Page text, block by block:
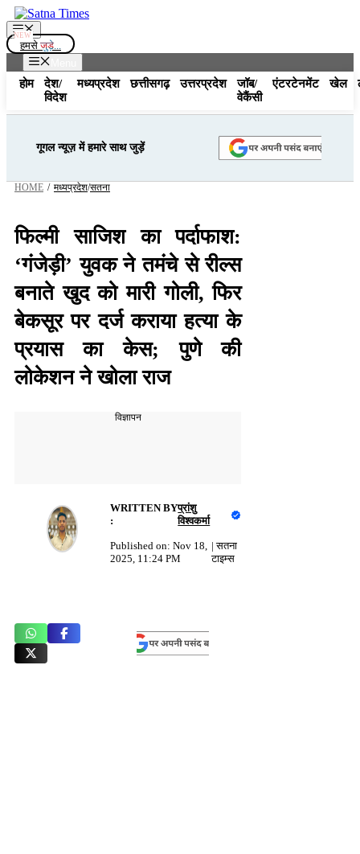
Skip
to
content
Menu
हमसे जुड़े...
होम
देश/
विदेश
मध्यप्रदेश छत्तीसगढ़ उत्तरप्रदेश
जॉब/
वेकैंसी
एंटरटेनमेंट खेल
गूगल न्यूज़ में हमारे साथ जुड़ें
HOME / मध्यप्रदेश/सतना
फिल्मी साजिश का पर्दाफाश:
‘गंजेड़ी’ युवक ने तमंचे से रील्स
बनाते खुद को मारी गोली, फिर
बेकसूर पर दर्ज कराया हत्या के
प्रयास का केस; पुणे की
लोकेशन ने खोला राज
विज्ञापन
WRITTEN BY
:
प्रांशु
विश्वकर्मा
Published on: Nov 18,
2025, 11:24 PM
|सतना
टाइम्स